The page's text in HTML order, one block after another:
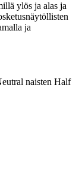
ylös ja alas ja
ja
naisten Half